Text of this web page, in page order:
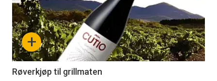
akkurat
nå
-
4
+
Røverkjøp til grillmaten